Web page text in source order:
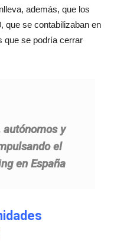
además, que los
que se contabilizaban en
que se podría cerrar
autónomos y
el
en España